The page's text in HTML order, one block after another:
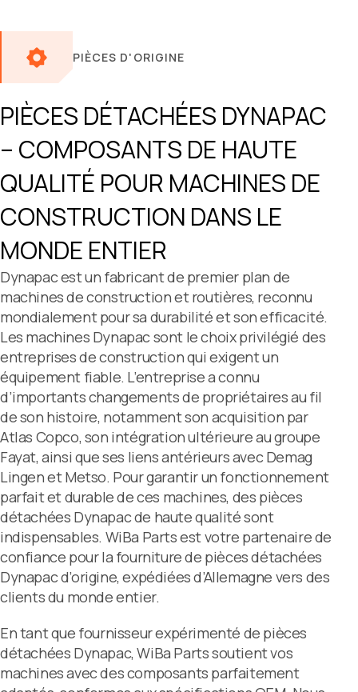
PIÈCES D'ORIGINE
PIÈCES DÉTACHÉES DYNAPAC
– COMPOSANTS DE HAUTE
QUALITÉ POUR MACHINES DE
CONSTRUCTION DANS LE
MONDE ENTIER
Dynapac est un fabricant de premier plan de
machines de construction et routières, reconnu
mondialement pour sa durabilité et son efficacité.
Les machines Dynapac sont le choix privilégié des
entreprises de construction qui exigent un
équipement fiable. L’entreprise a connu
d’importants changements de propriétaires au fil
de son histoire, notamment son acquisition par
Atlas Copco, son intégration ultérieure au groupe
Fayat, ainsi que ses liens antérieurs avec Demag
Lingen et Metso. Pour garantir un fonctionnement
parfait et durable de ces machines, des pièces
détachées Dynapac de haute qualité sont
indispensables. WiBa Parts est votre partenaire de
confiance pour la fourniture de pièces détachées
Dynapac d’origine, expédiées d’Allemagne vers des
clients du monde entier.
En tant que fournisseur expérimenté de pièces
détachées Dynapac, WiBa Parts soutient vos
machines avec des composants parfaitement